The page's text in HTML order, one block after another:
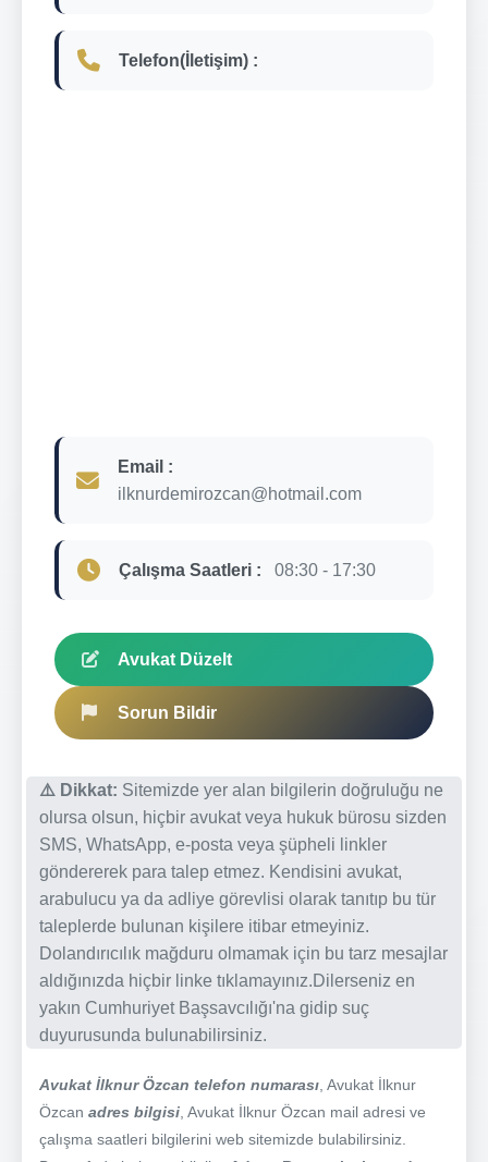
Telefon(İletişim) :
Email :
ilknurdemirozcan@hotmail.com
Çalışma Saatleri : 08:30 - 17:30
Avukat Düzelt
Sorun Bildir
⚠️ Dikkat: Sitemizde yer alan bilgilerin doğruluğu ne
olursa olsun, hiçbir avukat veya hukuk bürosu sizden
SMS, WhatsApp, e-posta veya şüpheli linkler
göndererek para talep etmez. Kendisini avukat,
arabulucu ya da adliye görevlisi olarak tanıtıp bu tür
taleplerde bulunan kişilere itibar etmeyiniz.
Dolandırıcılık mağduru olmamak için bu tarz mesajlar
aldığınızda hiçbir linke tıklamayınız.Dilerseniz en
yakın Cumhuriyet Başsavcılığı'na gidip suç
duyurusunda bulunabilirsiniz.
Avukat İlknur Özcan telefon numarası , Avukat İlknur
Özcan adres bilgisi , Avukat İlknur Özcan mail adresi ve
çalışma saatleri bilgilerini web sitemizde bulabilirsiniz.